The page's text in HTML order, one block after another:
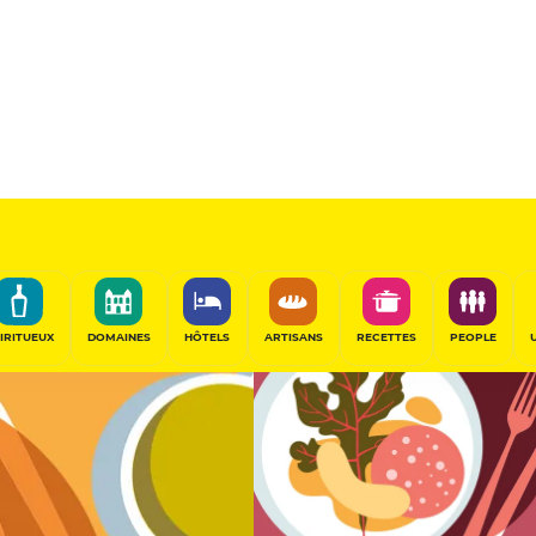
DOMAINES HÔTELS ARTISANS RECETTES PEOPLE